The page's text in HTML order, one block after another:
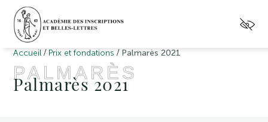
Accueil / Prix et fondations / Palmarès 2021
PALMARÈS
Palmarès 2021